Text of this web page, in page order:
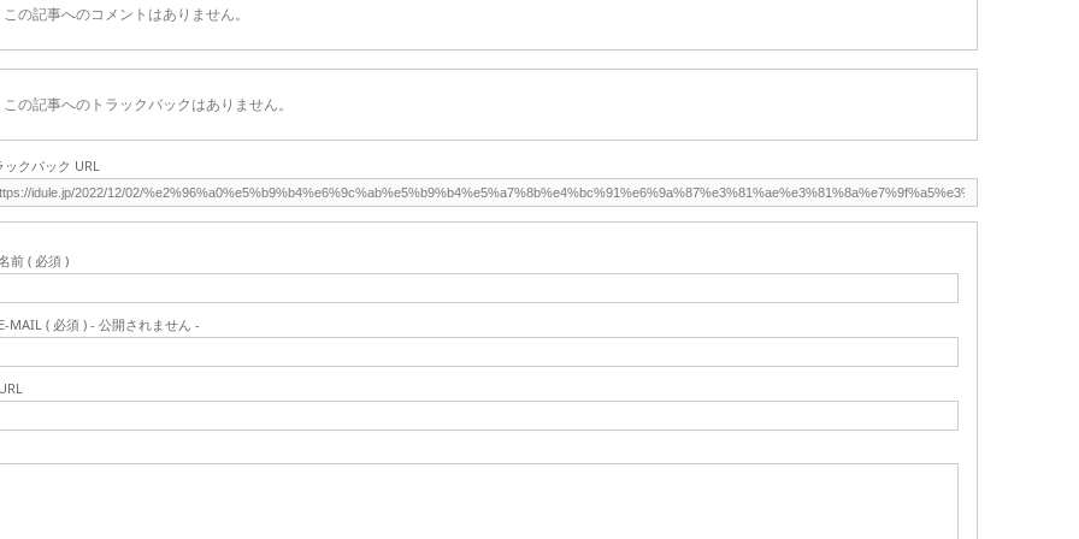
この記事へのコメントはありません。
この記事へのトラックバックはありません。
ックバック URL
前 ( 必須 )
MAIL ( 必須 ) - 公開されません -